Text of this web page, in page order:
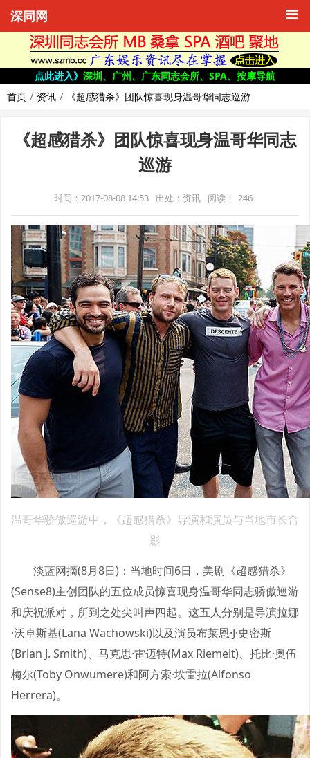
深同网
点此进入》 深圳、广州、广东同志会所、SPA、按摩导航
首页
资讯 《超感猎杀》团队惊喜现身温哥华同志巡游
《超感猎杀》团队惊喜现身温哥华同志
巡游
时间：2017-08-08 14:53 出处：资讯 阅读： 246
温哥华骄傲巡游中，《超感猎杀》导演和演员与当地市长合
影
淡蓝网摘(8月8日)：当地时间6日，美剧《超感猎杀》
(Sense8)主创团队的五位成员惊喜现身温哥华同志骄傲巡游
和庆祝派对，所到之处尖叫声四起。这五人分别是导演拉娜
·沃卓斯基(Lana Wachowski)以及演员布莱恩·J·史密斯
(Brian J. Smith)、马克思·雷迈特(Max Riemelt)、托比·奥伍
梅尔(Toby Onwumere)和阿方索·埃雷拉(Alfonso
Herrera)。